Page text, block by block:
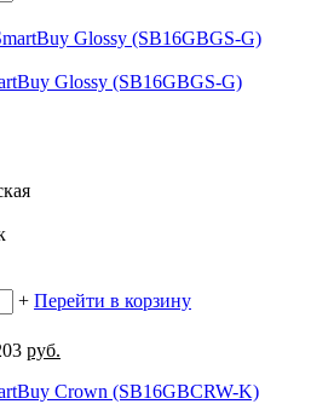
Glossy (SB16GBGS-G)
+ Перейти в корзину
руб.
Crown (SB16GBCRW-K)